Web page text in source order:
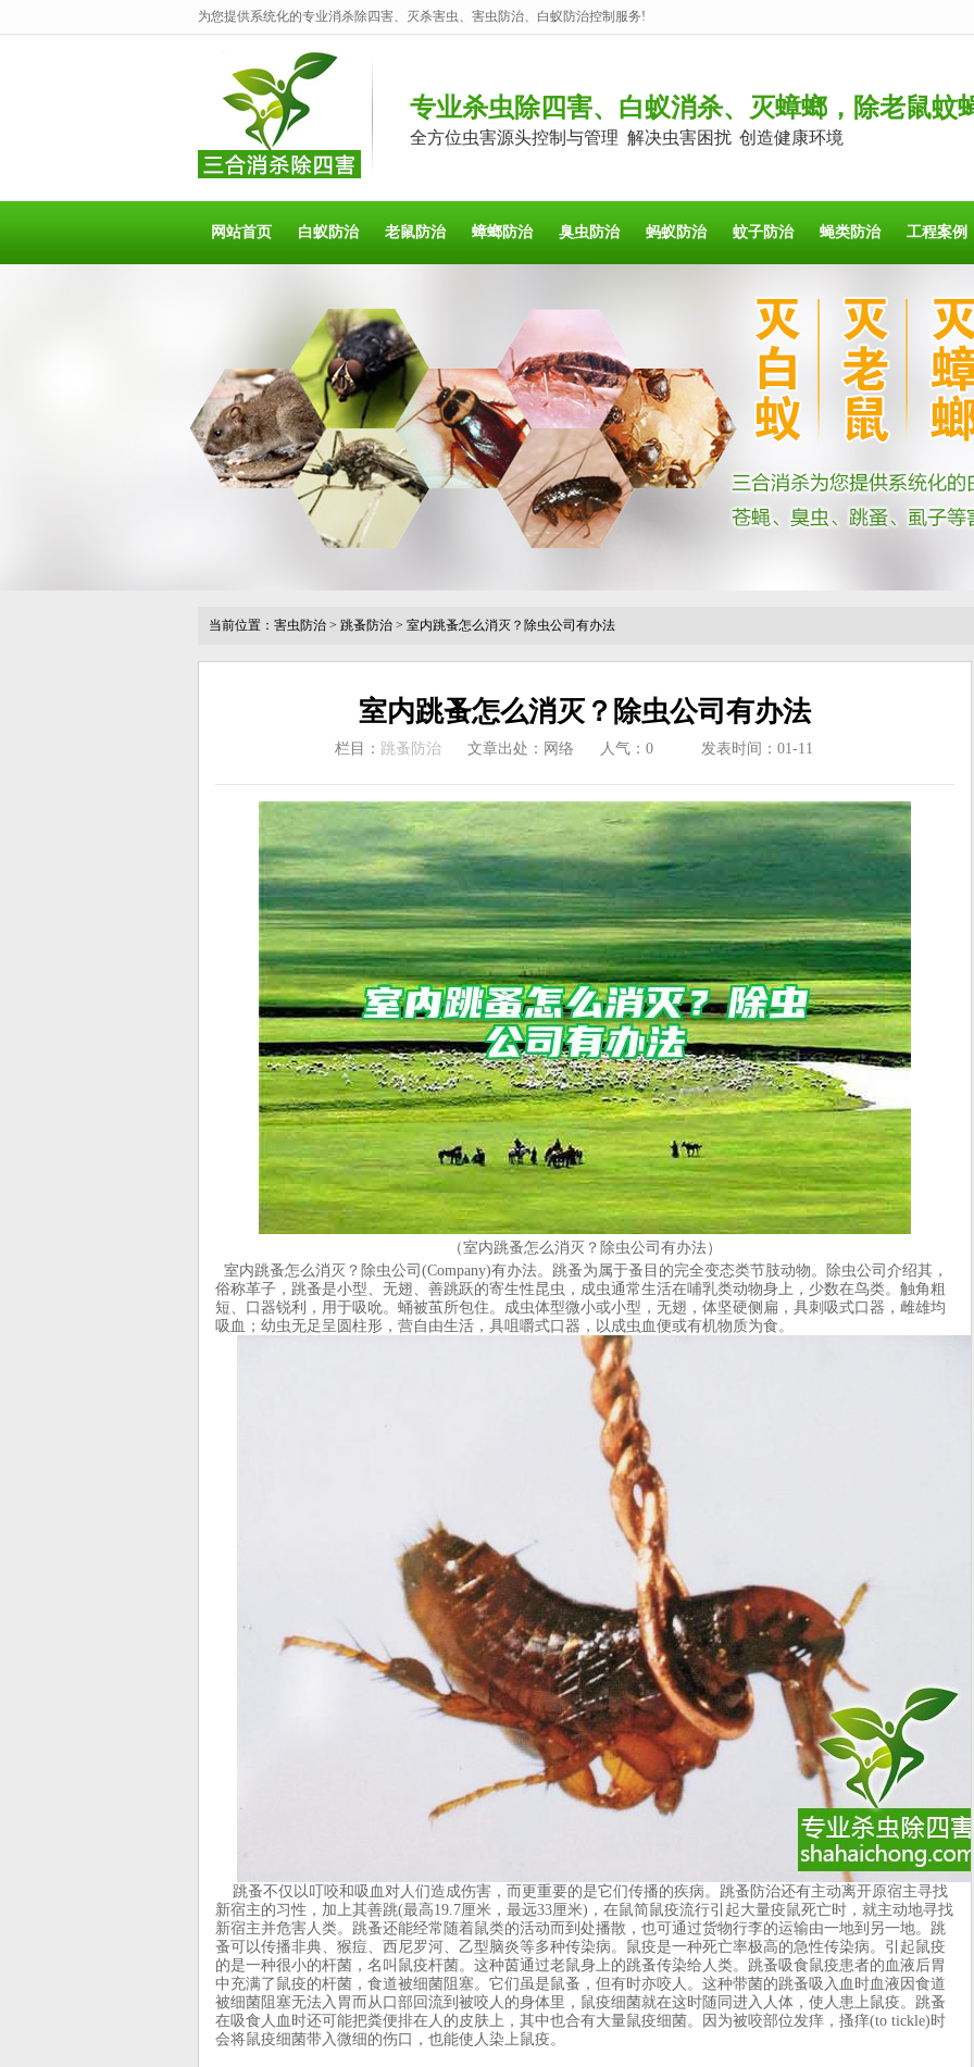
为您提供系统化的专业消杀除四害、灭杀害虫、害虫防治、白蚁防治控制服务!
专业杀虫除四害、白蚁消杀、灭蟑螂，除老鼠蚊
全方位虫害源头控制与管理 解决虫害困扰 创造健康环境
网站首页 白蚁防治 老鼠防治 蟑螂防治 臭虫防治 蚂蚁防治 蚊子防治 蝇类防治 工程案例
当前位置： 害虫防治 > 跳蚤防治 > 室内跳蚤怎么消灭？除虫公司有办法
室内跳蚤怎么消灭？除虫公司有办法
栏目： 跳蚤防治 文章出处：网络 人气： 0 发表时间：01-11
（室内跳蚤怎么消灭？除虫公司有办法）
室内跳蚤怎么消灭？除虫公司(Company)有办法。跳蚤为属于蚤目的完全变态类节肢动物。除虫公司介绍其，
俗称革子，跳蚤是小型、无翅、善跳跃的寄生性昆虫，成虫通常生活在哺乳类动物身上，少数在鸟类。触角粗
短、口器锐利，用于吸吮。蛹被茧所包住。成虫体型微小或小型，无翅，体坚硬侧扁，具刺吸式口器，雌雄均
吸血；幼虫无足呈圆柱形，营自由生活，具咀嚼式口器，以成虫血便或有机物质为食。
跳蚤不仅以叮咬和吸血对人们造成伤害，而更重要的是它们传播的疾病。跳蚤防治还有主动离开原宿主寻找
新宿主的习性，加上其善跳(最高19.7厘米，最远33厘米)，在鼠简鼠疫流行引起大量疫鼠死亡时，就主动地寻找
新宿主并危害人类。跳蚤还能经常随着鼠类的活动而到处播散，也可通过货物行李的运输由一地到另一地。跳
蚤可以传播非典、猴痘、西尼罗河、乙型脑炎等多种传染病。鼠疫是一种死亡率极高的急性传染病。引起鼠疫
的是一种很小的杆菌，名叫鼠疫杆菌。这种茵通过老鼠身上的跳蚤传染给人类。跳蚤吸食鼠疫患者的血液后胃
中充满了鼠疫的杆菌，食道被细菌阻塞。它们虽是鼠蚤，但有时亦咬人。这种带菌的跳蚤吸入血时血液因食道
被细菌阻塞无法入胃而从口部回流到被咬人的身体里，鼠疫细菌就在这时随同进入人体，使人患上鼠疫。跳蚤
在吸食人血时还可能把粪便排在人的皮肤上，其中也合有大量鼠疫细菌。因为被咬部位发痒，搔痒(to tickle)时
会将鼠疫细菌带入微细的伤口，也能使人染上鼠疫。